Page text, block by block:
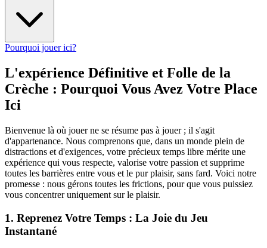
Pourquoi jouer ici?
L'expérience Définitive et Folle de la
Crèche : Pourquoi Vous Avez Votre Place
Ici
Bienvenue là où jouer ne se résume pas à jouer ; il s'agit
d'appartenance. Nous comprenons que, dans un monde plein de
distractions et d'exigences, votre précieux temps libre mérite une
expérience qui vous respecte, valorise votre passion et supprime
toutes les barrières entre vous et le pur plaisir, sans fard. Voici notre
promesse : nous gérons toutes les frictions, pour que vous puissiez
vous concentrer uniquement sur le plaisir.
1. Reprenez Votre Temps : La Joie du Jeu
Instantané